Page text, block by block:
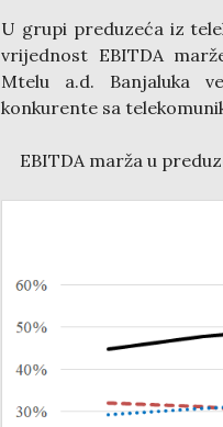
U grupi preduzeća iz
vrijednost EBITDA
Mtelu a.d. Banjaluka
konkurente sa
EBITDA marža u